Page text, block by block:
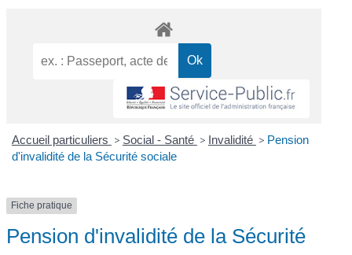
Accueil particuliers > Social - Santé > Invalidité > Pension
d'invalidité de la Sécurité sociale
Fiche pratique
Pension d'invalidité de la Sécurité